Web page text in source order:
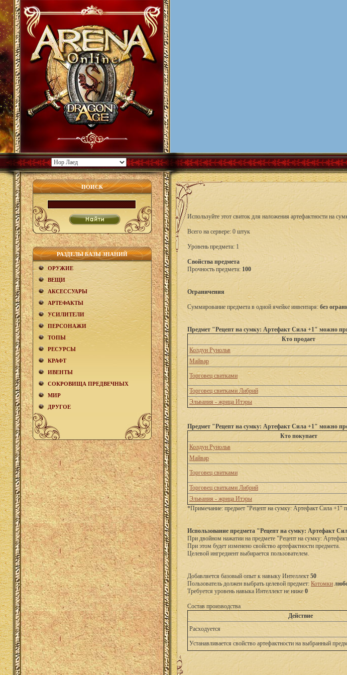
ПОИСК
РАЗДЕЛЫ БАЗЫ ЗНАНИЙ
ОРУЖИЕ
ВЕЩИ
АКCЕСCУАРЫ
АРТЕФАКТЫ
УСИЛИТЕЛИ
ПЕРСОНАЖИ
ТОПЫ
РЕСУРСЫ
КРАФТ
ИВЕНТЫ
СОКРОВИЩА ПРЕДВЕЧНЫХ
МИР
ДРУГОЕ
Используйте этот свиток для наложения артефактности на
Всего на сервере: 0 штук
Уровень предмета: 1
Свойства предмета
Прочность предмета: 100
Ограничения
Суммирование предмета в одной ячейке инвентаря: без
Предмет "Рецепт на сумку: Артефакт Сила +1" можно
Кто продает
Колдун Рунольв
Майвар
Торговец свитками
Торговец свитками Либрий
Эльвания - жрица Итэры
Предмет "Рецепт на сумку: Артефакт Сила +1" можно
Кто покупает
Колдун Рунольв
Майвар
Торговец свитками
Торговец свитками Либрий
Эльвания - жрица Итэры
*Примечание: предмет "Рецепт на сумку: Артефакт Сила +1"
Использование предмета "Рецепт на сумку: Артефакт
При двойном нажатии на предмете "Рецепт на сумку:
При этом будет изменено свойство артефактности предмета.
Целевой ингредиент выбирается пользователем.
Добавляется базовый опыт к навыку Интеллект 50
Пользователь должен выбрать целевой предмет: Котомки
Требуется уровень навыка Интеллект не ниже 0
Состав производства
Действие
Расходуется
Устанавливается свойство артефактности на выбранный